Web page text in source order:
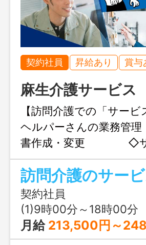
契約社員 昇給あり 賞与
麻生介護サービ
【訪問介護での「サ
ヘルパーさんの業務管
書作成・変更 ◇サー
席 ◇モニ
ビス実施記録のチェ
の開催・身体介護・
ックシステム（クラウ
すぐに実績入力・転送
立っています。 ケアも
契約社員
(1)9時00分～18時00分
月給 213,500円～